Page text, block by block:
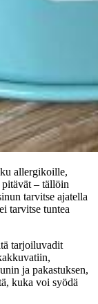
allergikoille,
– tällöin
tarvitse ajatella
tarvitse tuntea
tarjoiluvadit
ja pakastuksen,
kuka voi syödä